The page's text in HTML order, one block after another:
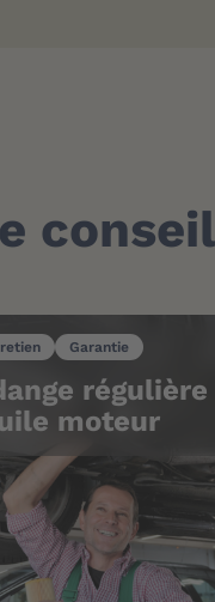
Garantie
régulière
moteur